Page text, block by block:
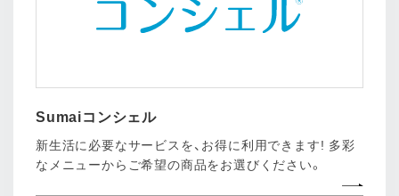
Sumaiコンシェル
新生活に必要なサービスを、お得に利用できます! 多彩
なメニューからご希望の商品をお選びください。